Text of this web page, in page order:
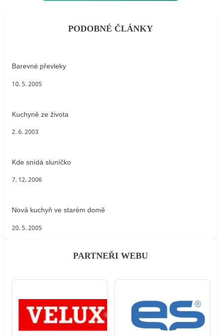
PODOBNÉ ČLÁNKY
Barevné převleky
10. 5. 2005
Kuchyně ze života
2. 6. 2003
Kde snídá sluníčko
7. 12. 2006
Nová kuchyň ve starém domě
20. 5. 2005
PARTNEŘI WEBU